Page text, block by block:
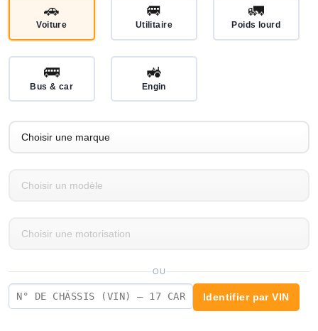
🚗
Voiture
🚐
Utilitaire
🚛
Poids lourd
🚌
Bus & car
🚜
Engin
OU
Identifier par VIN